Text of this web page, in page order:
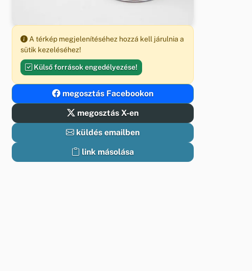
A térkép megjelenítéséhez hozzá kell járulnia a
sütik kezeléséhez!
Külső források engedélyezése!
megosztás Facebookon
megosztás X-en
küldés emailben
link másolása